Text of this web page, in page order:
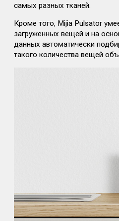
самых разных тканей.
Кроме того, Mijia Pulsator
загруженных вещей и на
данных автоматически
такого количества вещей